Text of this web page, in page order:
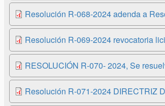
Resolución R-068-2024 adenda a
Resolución R-069-2024 revocatoria
RESOLUCIÓN R-070- 2024, Se
Resolución R-071-2024 DIRECTRIZ